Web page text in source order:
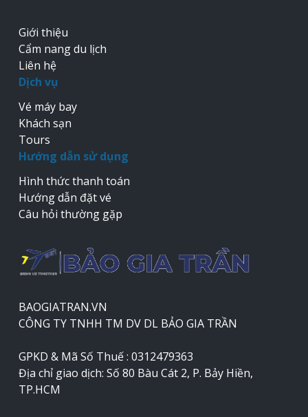
Giới thiệu
Cẩm nang du lịch
Liên hệ
Dịch vụ
Vé máy bay
Khách sạn
Tours
Hướng dẫn sử dụng
Hình thức thanh toán
Hướng dẫn đặt vé
Câu hỏi thường gặp
BAOGIATRAN.VN
CÔNG TY TNHH TM DV DL BẢO GIA TRẦN
GPKD & Mã Số Thuế : 0312479363
Địa chỉ giao dịch: Số 80 Bàu Cát 2, P. Bảy Hiền,
TP.HCM